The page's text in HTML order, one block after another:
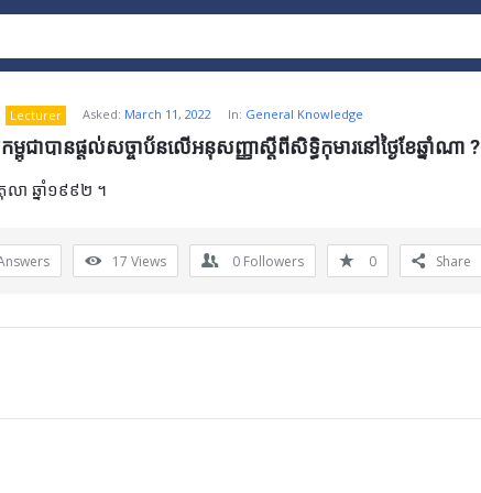
Lecturer Asked: March 11, 2022 In: General Knowledge
ម្ពុជាបានផ្តល់សច្ចាប័នលើអនុសញ្ញាស្តីពីសិទ្ធិកុមារនៅថ្ងៃខែឆ្នាំណា ?
លា ឆ្នាំ១៩៩២ ។
17 Views 0 Followers 0 Share